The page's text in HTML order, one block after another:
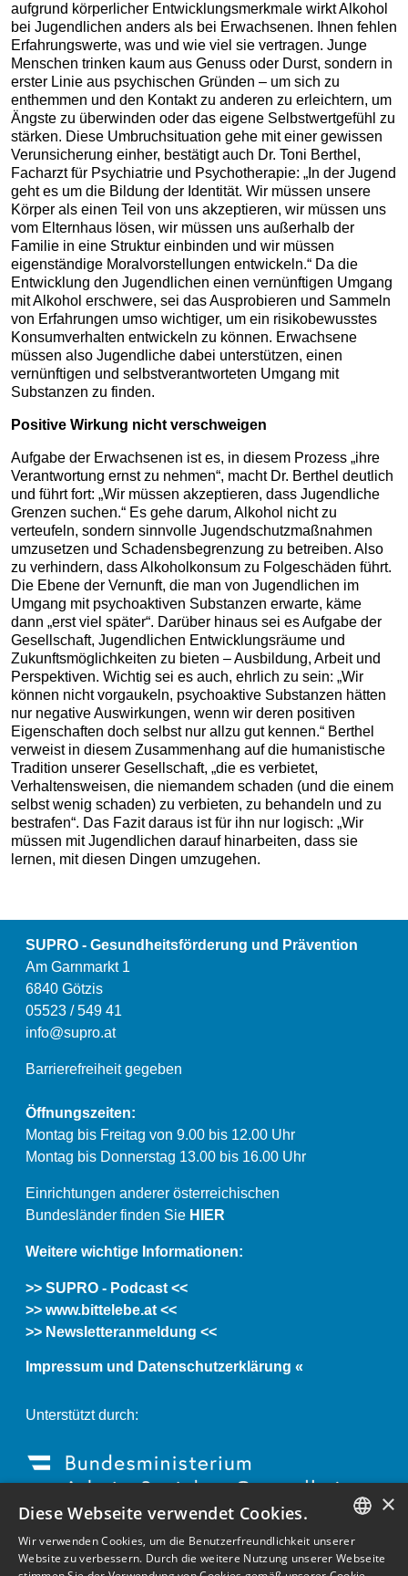
aufgrund körperlicher Entwicklungsmerkmale wirkt Alkohol
bei Jugendlichen anders als bei Erwachsenen. Ihnen fehlen
Erfahrungswerte, was und wie viel sie vertragen. Junge
Menschen trinken kaum aus Genuss oder Durst, sondern in
erster Linie aus psychischen Gründen – um sich zu
enthemmen und den Kontakt zu anderen zu erleichtern, um
Ängste zu überwinden oder das eigene Selbstwertgefühl zu
stärken. Diese Umbruchsituation gehe mit einer gewissen
Verunsicherung einher, bestätigt auch Dr. Toni Berthel,
Facharzt für Psychiatrie und Psychotherapie: „In der Jugend
geht es um die Bildung der Identität. Wir müssen unsere
Körper als einen Teil von uns akzeptieren, wir müssen uns
vom Elternhaus lösen, wir müssen uns außerhalb der
Familie in eine Struktur einbinden und wir müssen
eigenständige Moralvorstellungen entwickeln.“ Da die
Entwicklung den Jugendlichen einen vernünftigen Umgang
mit Alkohol erschwere, sei das Ausprobieren und Sammeln
von Erfahrungen umso wichtiger, um ein risikobewusstes
Konsumverhalten entwickeln zu können. Erwachsene
müssen also Jugendliche dabei unterstützen, einen
vernünftigen und selbstverantworteten Umgang mit
Substanzen zu finden.
Positive Wirkung nicht verschweigen
Aufgabe der Erwachsenen ist es, in diesem Prozess „ihre
Verantwortung ernst zu nehmen“, macht Dr. Berthel deutlich
und führt fort: „Wir müssen akzeptieren, dass Jugendliche
Grenzen suchen.“ Es gehe darum, Alkohol nicht zu
verteufeln, sondern sinnvolle Jugendschutzmaßnahmen
umzusetzen und Schadensbegrenzung zu betreiben. Also
zu verhindern, dass Alkoholkonsum zu Folgeschäden führt.
Die Ebene der Vernunft, die man von Jugendlichen im
Umgang mit psychoaktiven Substanzen erwarte, käme
dann „erst viel später“. Darüber hinaus sei es Aufgabe der
Gesellschaft, Jugendlichen Entwicklungsräume und
Zukunftsmöglichkeiten zu bieten – Ausbildung, Arbeit und
Perspektiven. Wichtig sei es auch, ehrlich zu sein: „Wir
können nicht vorgaukeln, psychoaktive Substanzen hätten
nur negative Auswirkungen, wenn wir deren positiven
Eigenschaften doch selbst nur allzu gut kennen.“ Berthel
verweist in diesem Zusammenhang auf die humanistische
Tradition unserer Gesellschaft, „die es verbietet,
Verhaltensweisen, die niemandem schaden (und die einem
selbst wenig schaden) zu verbieten, zu behandeln und zu
bestrafen“. Das Fazit daraus ist für ihn nur logisch: „Wir
müssen mit Jugendlichen darauf hinarbeiten, dass sie
lernen, mit diesen Dingen umzugehen.
SUPRO - Gesundheitsförderung und Prävention
Am Garnmarkt 1
6840 Götzis
05523 / 549 41
info@supro.at
Barrierefreiheit gegeben
Öffnungszeiten:
Montag bis Freitag von 9.00 bis 12.00 Uhr
Montag bis Donnerstag 13.00 bis 16.00 Uhr
Einrichtungen anderer österreichischen
Bundesländer finden Sie HIER
Weitere wichtige Informationen:
>> SUPRO - Podcast <<
>> www.bittelebe.at <<
>> Newsletteranmeldung <<
Impressum und Datenschutzerklärung «
Unterstützt durch:
GERMAN
×
Diese Webseite verwendet Cookies.
Wir verwenden Cookies, um die Benutzerfreundlichkeit unserer
Website zu verbessern. Durch die weitere Nutzung unserer Webseite